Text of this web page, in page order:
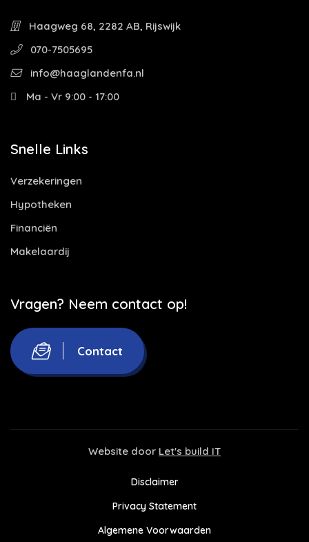
Haagweg 68, 2282 AB, Rijswijk
070-7505695
info@haaglandenfa.nl
Ma - Vr 9:00 - 17:00
Snelle Links
Verzekeringen
Hypotheken
Financiën
Makelaardij
Vragen? Neem contact op!
Contact
Website door Let's build IT
Disclaimer
Privacy Statement
Algemene Voorwaarden